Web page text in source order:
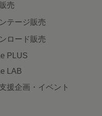
売
テージ販売
ロード販売
PLUS
LAB
援企画・イベント